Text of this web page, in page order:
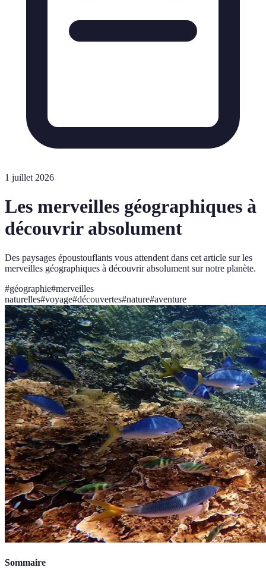
1 juillet 2026
Les merveilles géographiques à
découvrir absolument
Des paysages époustouflants vous attendent dans cet article sur les
merveilles géographiques à découvrir absolument sur notre planète.
#géographie#merveilles
naturelles#voyage#découvertes#nature#aventure
Sommaire